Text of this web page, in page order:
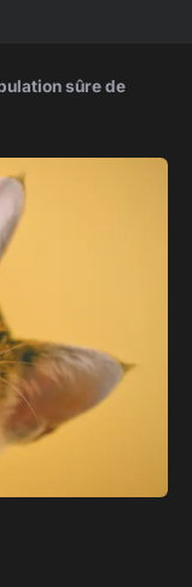
sûre de